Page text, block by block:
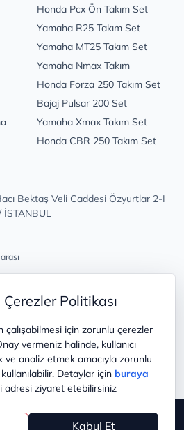
Politikası
için zorunlu çerezler
vermeniz halinde, kullanıcı
analiz etmek amacıyla zorunlu
Detaylar için buraya
adresi ziyaret etebilirsiniz
Kabul Et
Honda Pcx Ön Takım Set
Yamaha R25 Takım Set
Yamaha MT25 Takım Set
Yamaha Nmax Takım
Honda Forza 250 Takım Set
Bajaj Pulsar 200 Set
Yamaha Xmax Takım Set
Honda CBR 250 Takım Set
Bektaş Veli Caddesi Özyurtlar 2-I
İSTANBUL
için
© 2025